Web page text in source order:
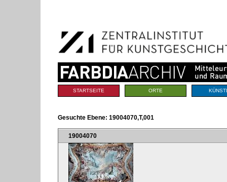
Navigation
Sektionen
STARTSEITE ORTE
Gesuchte Ebene: 19004070,T,001
19004070